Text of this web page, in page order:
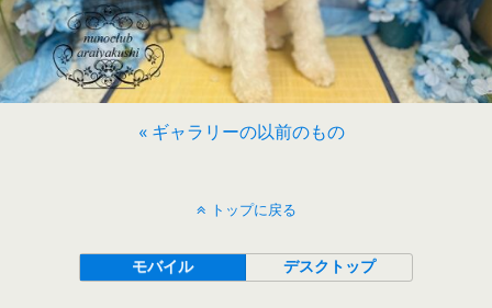
« ギャラリーの以前のもの
トップに戻る
モバイル デスクトップ